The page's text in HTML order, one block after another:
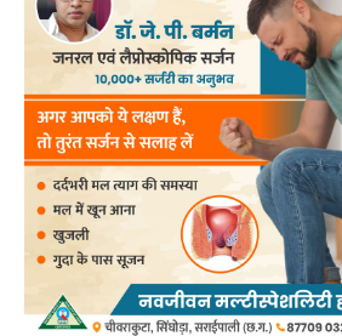
पूछताछ में प्रवीण साहू ने बताया कि वह